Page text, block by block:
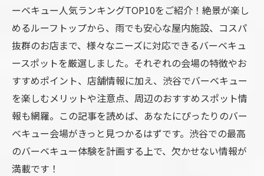
ーベキュー人気ランキングTOP10をご紹介！絶景が楽し
めるルーフトップから、雨でも安心な屋内施設、コスパ
抜群のお店まで、様々なニーズに対応できるバーベキュ
ースポットを厳選しました。それぞれの会場の特徴やお
すすめポイント、店舗情報に加え、渋谷でバーベキュー
を楽しむメリットや注意点、周辺のおすすめスポット情
報も網羅。この記事を読めば、あなたにぴったりのバー
ベキュー会場がきっと見つかるはずです。渋谷での最高
のバーベキュー体験を計画する上で、欠かせない情報が
満載です！